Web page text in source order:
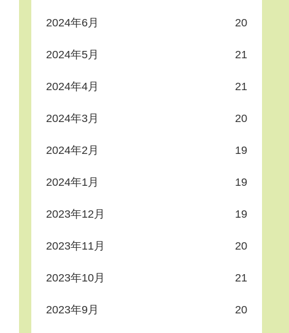
2024年6月 20
2024年5月 21
2024年4月 21
2024年3月 20
2024年2月 19
2024年1月 19
2023年12月 19
2023年11月 20
2023年10月 21
2023年9月 20